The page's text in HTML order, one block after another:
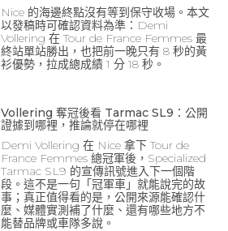
Nice 的海邊終點沒有等到保守收場。本文
以發稿時可確認資料為準：Demi
Vollering 在 Tour de France Femmes 最
終站單站勝出，也把前一晚只有 8 秒的黃
衫優勢，拉成總成績 1 分 18 秒。
Vollering 奪冠後看 Tarmac SL9：公開
證據到哪裡，推論就停在哪裡
Demi Vollering 在 Nice 拿下 Tour de
France Femmes 總冠軍後，Specialized
Tarmac SL9 的宣傳訊號進入下一個階
段。這不是一句「冠軍車」就能說完的故
事；真正值得看的是，公開來源能確認什
麼、媒體實測補了什麼、還有哪些地方不
能替品牌或車隊多說。